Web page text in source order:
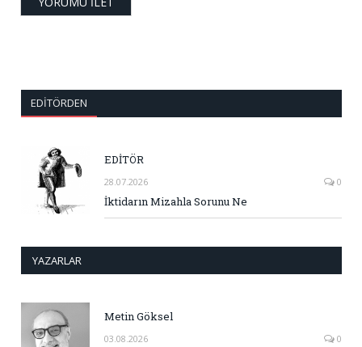
EDITÖRDEN
EDİTÖR
28.07.2026 0
İktidarın Mizahla Sorunu Ne
YAZARLAR
Metin Göksel
03.08.2026 0